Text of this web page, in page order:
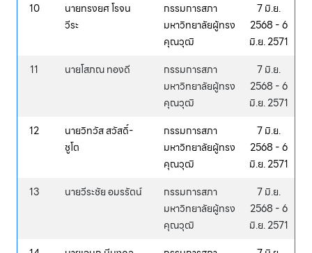
10
นายทรงยศ โรจน
วีระ
กรรมการสภา
มหาวิทยาลัยผู้ทรง
คุณวุฒิ
7 มิ.ย.
2568 - 6
มิ.ย. 2571
11
นายโสภณ ทองดี
กรรมการสภา
มหาวิทยาลัยผู้ทรง
คุณวุฒิ
7 มิ.ย.
2568 - 6
มิ.ย. 2571
12
นายวิทวัส สวัสดิ์-
ชูโต
กรรมการสภา
มหาวิทยาลัยผู้ทรง
คุณวุฒิ
7 มิ.ย.
2568 - 6
มิ.ย. 2571
13
นายวีระชัย อมรรัตน์
กรรมการสภา
มหาวิทยาลัยผู้ทรง
คุณวุฒิ
7 มิ.ย.
2568 - 6
มิ.ย. 2571